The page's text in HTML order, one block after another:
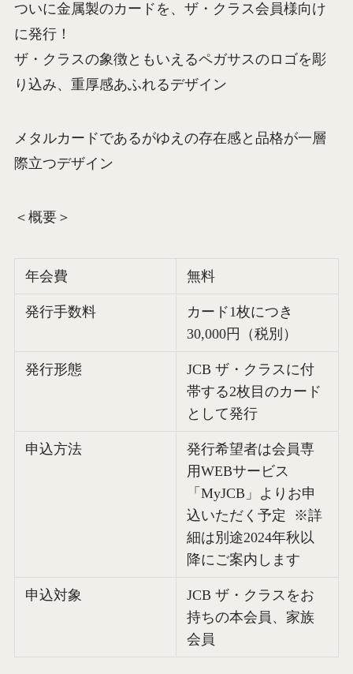
ついに金属製のカードを、ザ・クラス会員様向け
に発行！
ザ・クラスの象徴ともいえるペガサスのロゴを彫
り込み、重厚感あふれるデザイン
メタルカードであるがゆえの存在感と品格が一層
際立つデザイン
＜概要＞
年会費 無料
発行手数料
カード1枚につき
30,000円（税別）
発行形態
JCB ザ・クラスに付
帯する2枚目のカード
として発行
申込方法
発行希望者は会員専
用WEBサービス
「MyJCB」よりお申
込いただく予定 ※詳
細は別途2024年秋以
降にご案内します
申込対象
JCB ザ・クラスをお
持ちの本会員、家族
会員